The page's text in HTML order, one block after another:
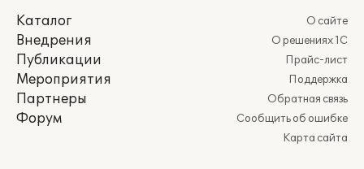
Каталог
Внедрения
Публикации
Мероприятия
Партнеры
Форум
О сайте
О решениях 1С
Прайс-лист
Поддержка
Обратная связь
Сообщить об ошибке
Карта сайта